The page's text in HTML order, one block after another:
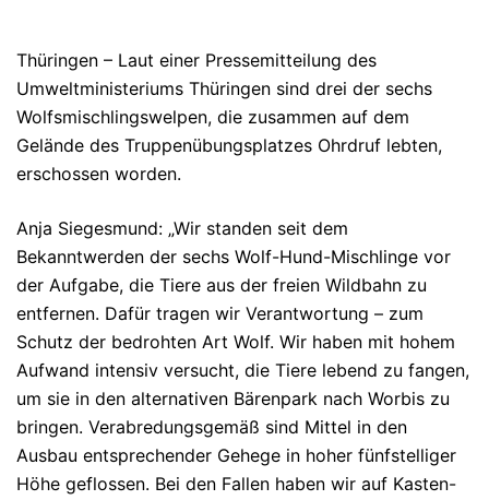
Thüringen – Laut einer Pressemitteilung des
Umweltministeriums Thüringen sind drei der sechs
Wolfsmischlingswelpen, die zusammen auf dem
Gelände des Truppenübungsplatzes Ohrdruf lebten,
erschossen worden.
Anja Siegesmund: „Wir standen seit dem
Bekanntwerden der sechs Wolf-Hund-Mischlinge vor
der Aufgabe, die Tiere aus der freien Wildbahn zu
entfernen. Dafür tragen wir Verantwortung – zum
Schutz der bedrohten Art Wolf. Wir haben mit hohem
Aufwand intensiv versucht, die Tiere lebend zu fangen,
um sie in den alternativen Bärenpark nach Worbis zu
bringen. Verabredungsgemäß sind Mittel in den
Ausbau entsprechender Gehege in hoher fünfstelliger
Höhe geflossen. Bei den Fallen haben wir auf Kasten-